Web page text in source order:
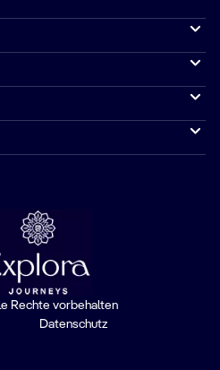
Rechte vorbehalten
Datenschutz